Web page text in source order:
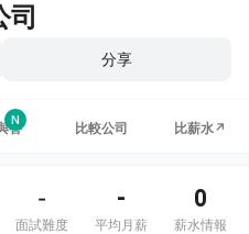
司
分享
答
N
比較公司 比薪水↗
-
面試難度
-
平均月薪
0
薪水情報